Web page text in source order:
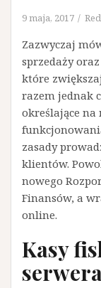
9 maja, 2017
Zazwyczaj
sprzedaży
które
razem jednak
określające
zasady
klientów.
nowego
Finansów, a
online.
Kasy